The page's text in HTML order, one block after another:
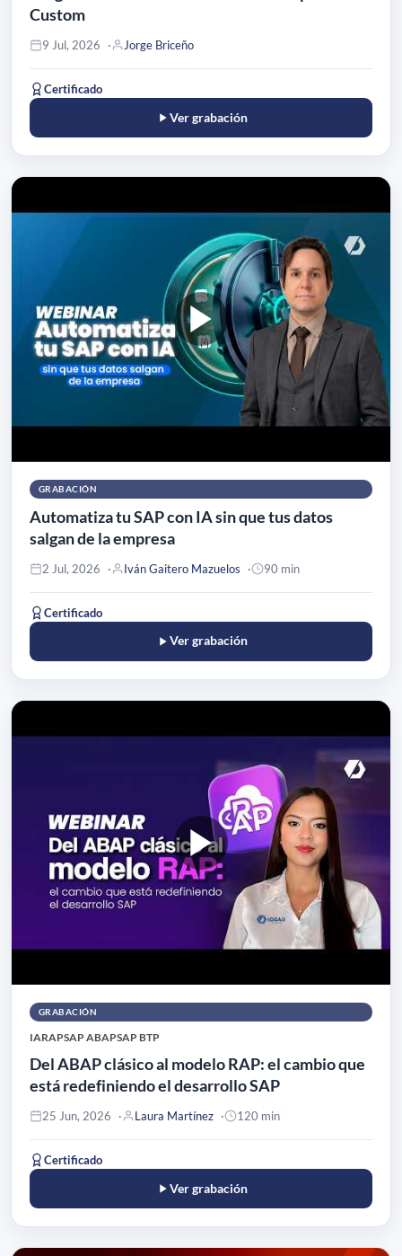
Custom
9 Jul, 2026 Jorge Briceño
Certificado
Ver grabación
GRABACIÓN
Automatiza tu SAP con IA sin que tus datos
salgan de la empresa
2 Jul, 2026 Iván Gaitero Mazuelos 90 min
Certificado
Ver grabación
GRABACIÓN
IARAPSAP ABAPSAP BTP
Del ABAP clásico al modelo RAP: el cambio que
está redefiniendo el desarrollo SAP
25 Jun, 2026 Laura Martínez 120 min
Certificado
Ver grabación